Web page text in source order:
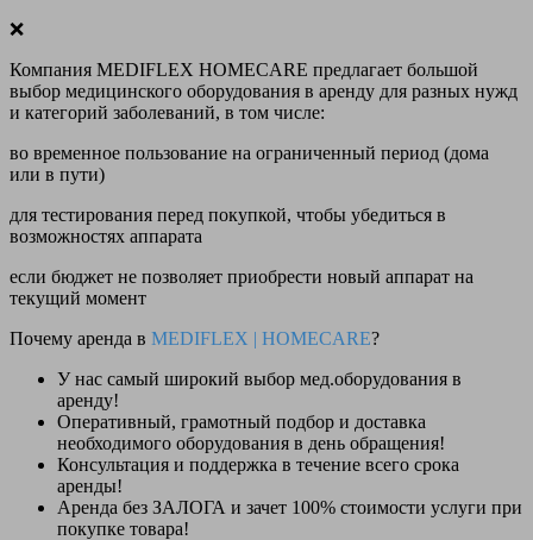
❌
Компания MEDIFLEX HOMECARE предлагает большой
выбор медицинского оборудования в аренду для разных нужд
и категорий заболеваний, в том числе:
во временное пользование на ограниченный период (дома
или в пути)
для тестирования перед покупкой, чтобы убедиться в
возможностях аппарата
если бюджет не позволяет приобрести новый аппарат на
текущий момент
Почему аренда в MEDIFLEX | HOMECARE?
У нас самый широкий выбор мед.оборудования в
аренду!
Оперативный, грамотный подбор и доставка
необходимого оборудования в день обращения!
Консультация и поддержка в течение всего срока
аренды!
Аренда без ЗАЛОГА и зачет 100% стоимости услуги при
покупке товара!